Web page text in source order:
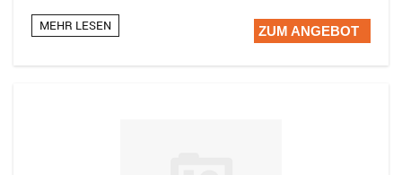
MEHR LESEN ZUM ANGEBOT